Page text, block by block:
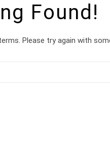
Found!
Please try again with